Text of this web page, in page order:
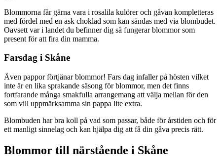
Blommorna får gärna vara i rosalila kulörer och gåvan kompletteras
med fördel med en ask choklad som kan sändas med via blombudet.
Oavsett var i landet du befinner dig så fungerar blommor som
present för att fira din mamma.
Farsdag i Skåne
Även pappor förtjänar blommor! Fars dag infaller på hösten vilket
inte är en lika sprakande säsong för blommor, men det finns
fortfarande många smakfulla arrangemang att välja mellan för den
som vill uppmärksamma sin pappa lite extra.
Blombuden har bra koll på vad som passar, både för årstiden och för
ett manligt sinnelag och kan hjälpa dig att få din gåva precis rätt.
Blommor till närstående i Skåne